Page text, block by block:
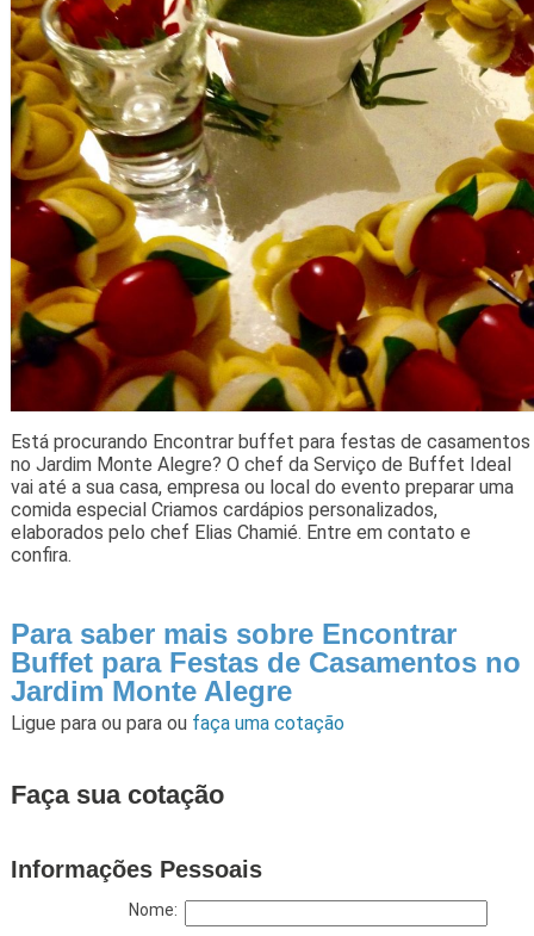
Está procurando Encontrar buffet para festas de casamentos
no Jardim Monte Alegre? O chef da Serviço de Buffet Ideal
vai até a sua casa, empresa ou local do evento preparar uma
comida especial Criamos cardápios personalizados,
elaborados pelo chef Elias Chamié. Entre em contato e
confira.
Para saber mais sobre Encontrar
Buffet para Festas de Casamentos no
Jardim Monte Alegre
Ligue para ou para ou faça uma cotação
Faça sua cotação
Informações Pessoais
Nome: